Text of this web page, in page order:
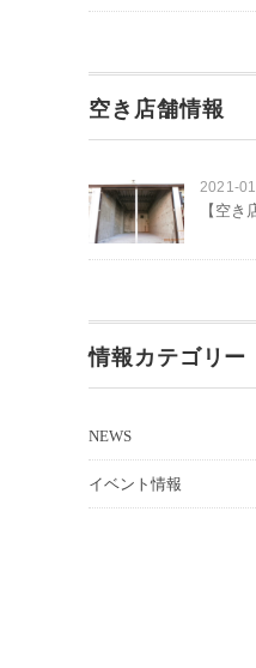
空き店舗情報
2021-
【空き
情報カテゴリー
NEWS
イベント情報